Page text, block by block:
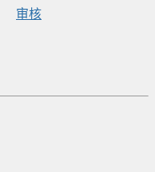
审核